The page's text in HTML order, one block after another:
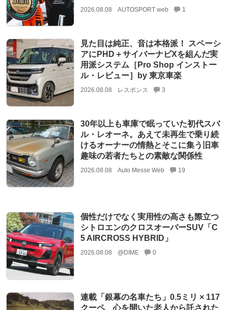
2026.08.08 AUTOSPORT web 1
見た目は純正、音は本格派！ スペーシ
アにPHD＋サイバーナビXを組んだ実
用派システム［Pro Shop インストー
ル・レビュー］by 東京車楽
2026.08.08 レスポンス 3
30年以上も車庫で眠っていた初代スバ
ル・レオーネ。あえて未再生で乗り続
けるオーナーの情熱とそこに集う旧車
趣味の若者たちとの素敵な関係性
2026.08.08 Auto Messe Web 19
個性だけでなく実用性の高さも際立つ
シトロエンのクロスオーバーSUV「C
5 AIRCROSS HYBRID」
2026.08.08 @DIME 0
連載「銀幕の名車たち」0.5ミリ × 117
クーペ 心を開いた老人から託された